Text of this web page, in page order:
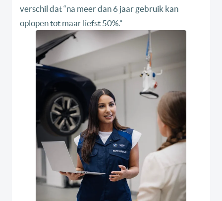
verschil dat “na meer dan 6 jaar gebruik kan
oplopen tot maar liefst 50%.”